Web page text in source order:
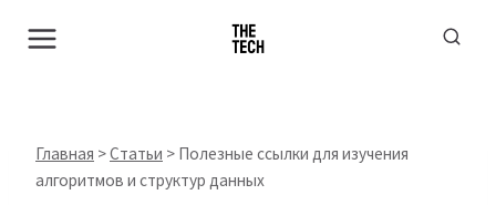
Главная >Статьи > Полезные ссылки для изучения
алгоритмов и структур данных